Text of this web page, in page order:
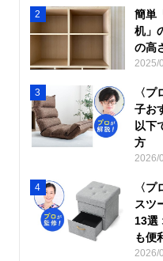
2
簡単
机」
の高
3
〈
子お
以下
方
4
〈
スツ
13選
も便